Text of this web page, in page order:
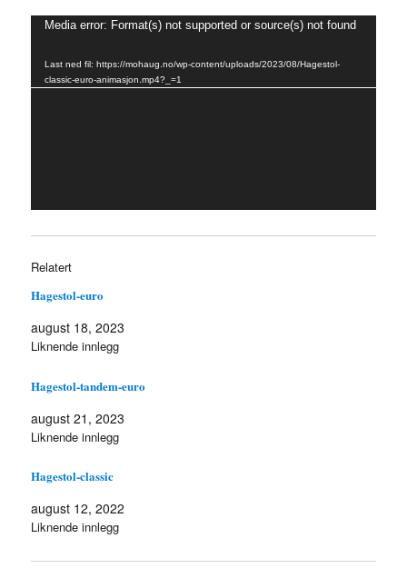
Videoavspiller
Media error: Format(s) not supported or source(s) not found
Last ned fil: https://mohaug.no/wp-content/uploads/2023/08/Hagestol-
classic-euro-animasjon.mp4?_=1
Relatert
Hagestol-euro
august 18, 2023
Liknende innlegg
Hagestol-tandem-euro
august 21, 2023
Liknende innlegg
Hagestol-classic
august 12, 2022
Liknende innlegg